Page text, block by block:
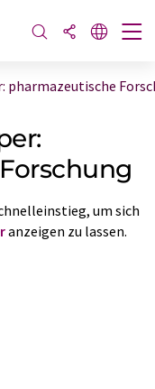
pharmazeutische
um sich
anzeigen zu lassen.